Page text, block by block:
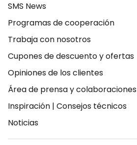
SMS News
Programas de cooperación
Trabaja con nosotros
Cupones de descuento y ofertas
Opiniones de los clientes
Área de prensa y colaboraciones
Inspiración | Consejos técnicos
Noticias